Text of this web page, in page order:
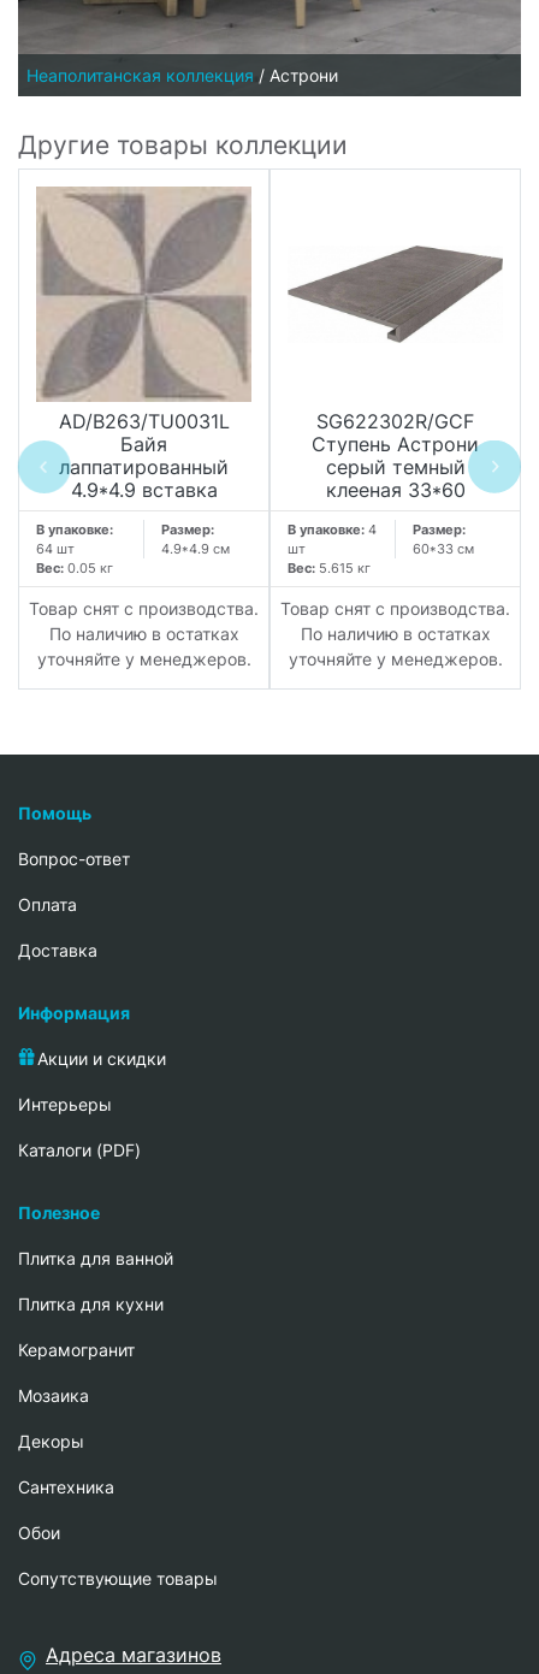
Неаполитанская коллекция / Астрони
Другие товары коллекции
AD/B263/TU0031L
Байя
лаппатированный
4.9*4.9 вставка
В упаковке:
64 шт
Размер:
4.9*4.9 см
Вес: 0.05 кг
Товар снят с производства.
По наличию в остатках
уточняйте у менеджеров.
SG622302R/GCF
Ступень Астрони
серый темный
клееная 33*60
В упаковке: 4
шт
Размер:
60*33 см
Вес: 5.615 кг
Товар снят с производства.
По наличию в остатках
уточняйте у менеджеров.
Помощь
Вопрос-ответ
Oплата
Доставка
Информация
Акции и скидки
Интерьеры
Каталоги (PDF)
Полезное
Плитка для ванной
Плитка для кухни
Керамогранит
Мозаика
Декоры
Сантехника
Обои
Сопутствующие товары
Адреса магазинов